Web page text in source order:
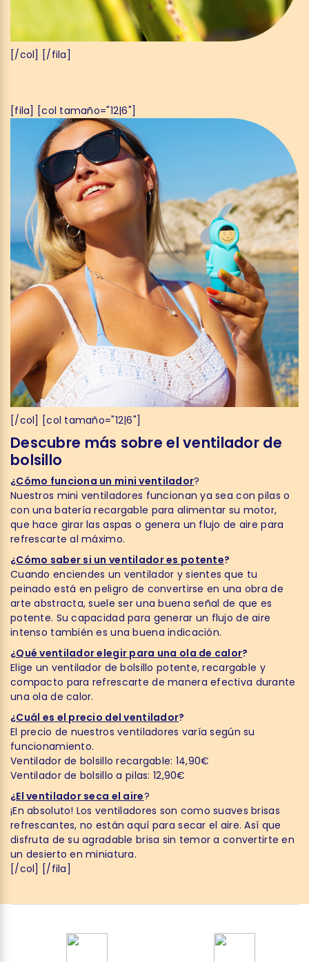
[/col] [/fila]
[fila] [col tamaño="12|6"]
[/col] [col tamaño="12|6"]
Descubre más sobre el ventilador de
bolsillo
¿Cómo funciona un mini ventilador?
Nuestros mini ventiladores funcionan ya sea con pilas o
con una batería recargable para alimentar su motor,
que hace girar las aspas o genera un flujo de aire para
refrescarte al máximo.
¿Cómo saber si un ventilador es potente?
Cuando enciendes un ventilador y sientes que tu
peinado está en peligro de convertirse en una obra de
arte abstracta, suele ser una buena señal de que es
potente. Su capacidad para generar un flujo de aire
intenso también es una buena indicación.
¿Qué ventilador elegir para una ola de calor?
Elige un ventilador de bolsillo potente, recargable y
compacto para refrescarte de manera efectiva durante
una ola de calor.
¿Cuál es el precio del ventilador?
El precio de nuestros ventiladores varía según su
funcionamiento.
Ventilador de bolsillo recargable: 14,90€
Ventilador de bolsillo a pilas: 12,90€
¿El ventilador seca el aire?
¡En absoluto! Los ventiladores son como suaves brisas
refrescantes, no están aquí para secar el aire. Así que
disfruta de su agradable brisa sin temor a convertirte en
un desierto en miniatura.
[/col] [/fila]